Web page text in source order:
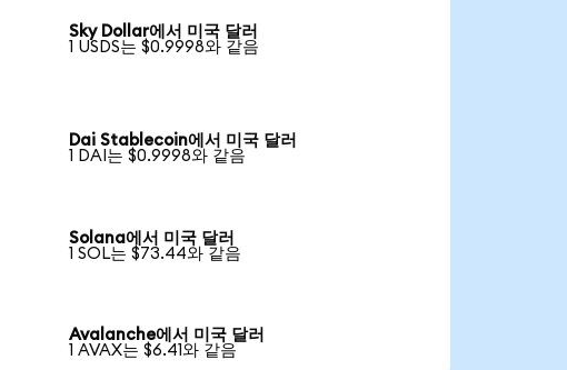
Sky Dollar에서 미국 달러
1 USDS는 $0.9998와 같음
Dai Stablecoin에서 미국 달러
1 DAI는 $0.9998와 같음
Solana에서 미국 달러
1 SOL는 $73.44와 같음
Avalanche에서 미국 달러
1 AVAX는 $6.41와 같음